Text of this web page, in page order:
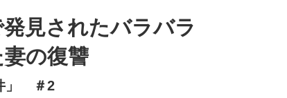
見されたバラバラ
の復讐
」 ＃2